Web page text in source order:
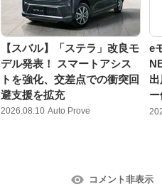
【スバル】「ステラ」改良モ
デル発表！ スマートアシス
トを強化、交差点での衝突回
避支援を拡充
2026.08.10 Auto Prove
e
コメント非表示